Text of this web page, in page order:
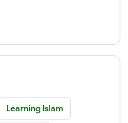
Learning Islam